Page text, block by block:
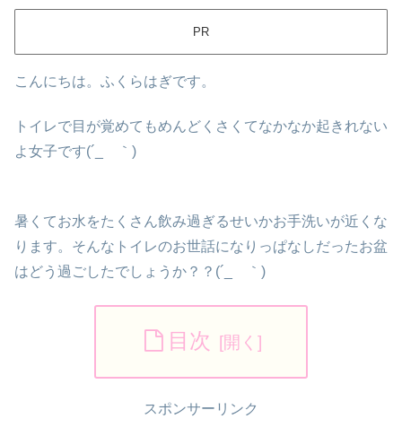
PR
こんにちは。ふくらはぎです。
トイレで目が覚めてもめんどくさくてなかなか起きれない
よ女子です(´_ゝ｀)
暑くてお水をたくさん飲み過ぎるせいかお手洗いが近くな
ります。そんなトイレのお世話になりっぱなしだったお盆
はどう過ごしたでしょうか？？(´_ゝ｀)
目次
スポンサーリンク